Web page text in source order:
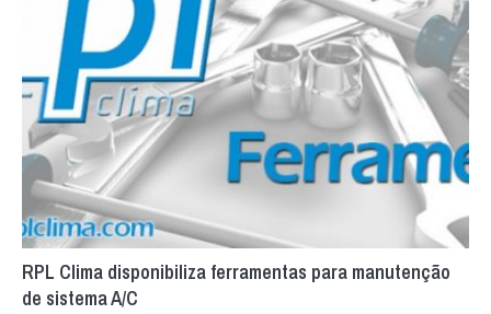
RPL Clima disponibiliza ferramentas para manutenção
de sistema A/C